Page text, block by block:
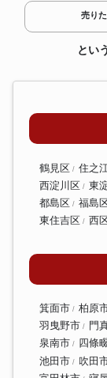
売り
とい
鶴見区 住之
西淀川区
東
都島区
福島
東住吉区
西
箕面市 柏原
羽曳野市
門
泉南市
四條
池田市
吹田